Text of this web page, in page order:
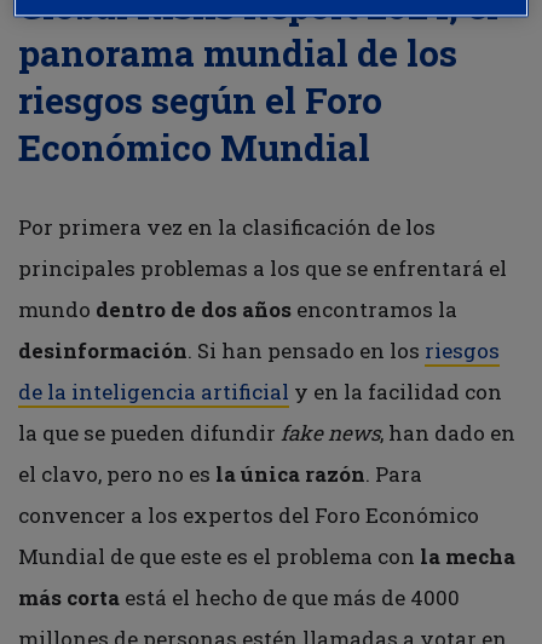
panorama mundial de los
riesgos según el Foro
Económico Mundial
Por primera vez en la clasificación de los
principales problemas a los que se enfrentará el
mundo dentro de dos años encontramos la
desinformación. Si han pensado en los riesgos
de la inteligencia artificial y en la facilidad con
la que se pueden difundir fake news, han dado en
el clavo, pero no es la única razón. Para
convencer a los expertos del Foro Económico
Mundial de que este es el problema con la mecha
más corta está el hecho de que más de 4000